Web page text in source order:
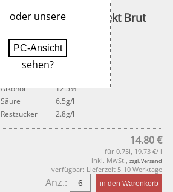
oder unsere
sehen?
Erben Thul Riesling Sekt Brut
brut nature
Alkohol
12.5%
Säure
6.5g/l
Restzucker
2.8g/l
14.80 €
für 0.75l, 19.73 €/ l
inkl. MwSt., zzgl. Versand
verfügbar: Lieferzeit 5-10 Werktage
Anz.: